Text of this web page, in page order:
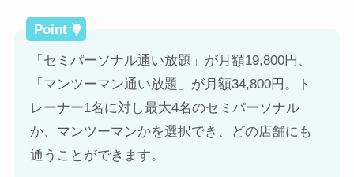
「セミパーソナル通い放題」が月額19,800円、
「マンツーマン通い放題」が月額34,800円。ト
レーナー1名に対し最大4名のセミパーソナル
か、マンツーマンかを選択でき、どの店舗にも
通うことができます。